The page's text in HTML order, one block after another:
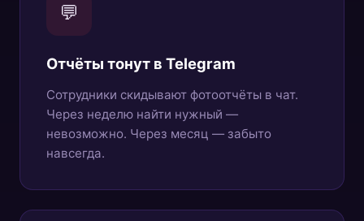
💬
Отчёты тонут в Telegram
Сотрудники скидывают фотоотчёты в чат.
Через неделю найти нужный —
невозможно. Через месяц — забыто
навсегда.